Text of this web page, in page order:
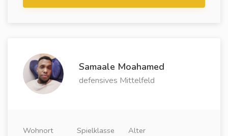
Samaale Moahamed
defensives Mittelfeld
Wohnort
Spielklasse
Alter